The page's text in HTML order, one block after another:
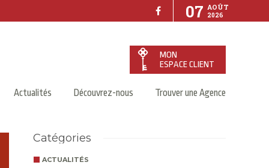
07 AOÛT
2026
Actualités Découvrez-nous Trouver une Agence
MON
ESPACE CLIENT
Catégories
ACTUALITÉS